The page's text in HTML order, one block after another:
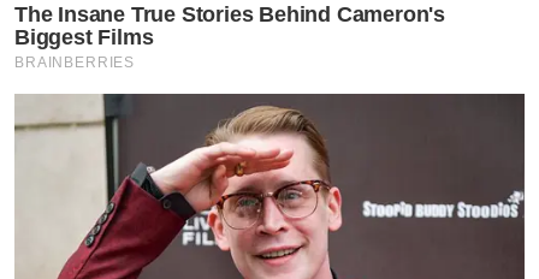
The Insane True Stories Behind Cameron's
Biggest Films
BRAINBERRIES